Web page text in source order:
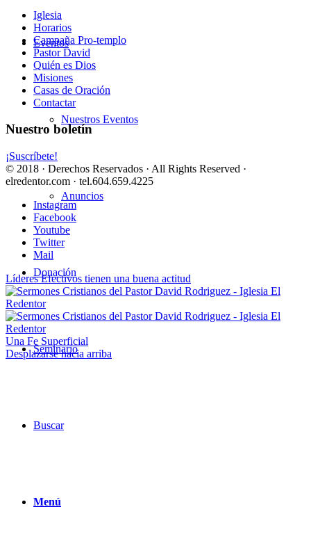
Eventos
Nuestros Eventos
Anuncios
Donación
Seminario
Buscar
Menú
Iglesia
Horarios
Campaña Pro-templo
Pastor David
Quién es Dios
Misiones
Casas de Oración
Contactar
Nuestro boletín
¡Suscríbete!
© 2018 · Derechos Reservados · All Rights Reserved ·
elredentor.com · tel.604.659.4225
Instagram
Facebook
Youtube
Twitter
Mail
Líderes Efectivos tienen una buena actitud
Una Fe Superficial
Desplazarse hacia arriba